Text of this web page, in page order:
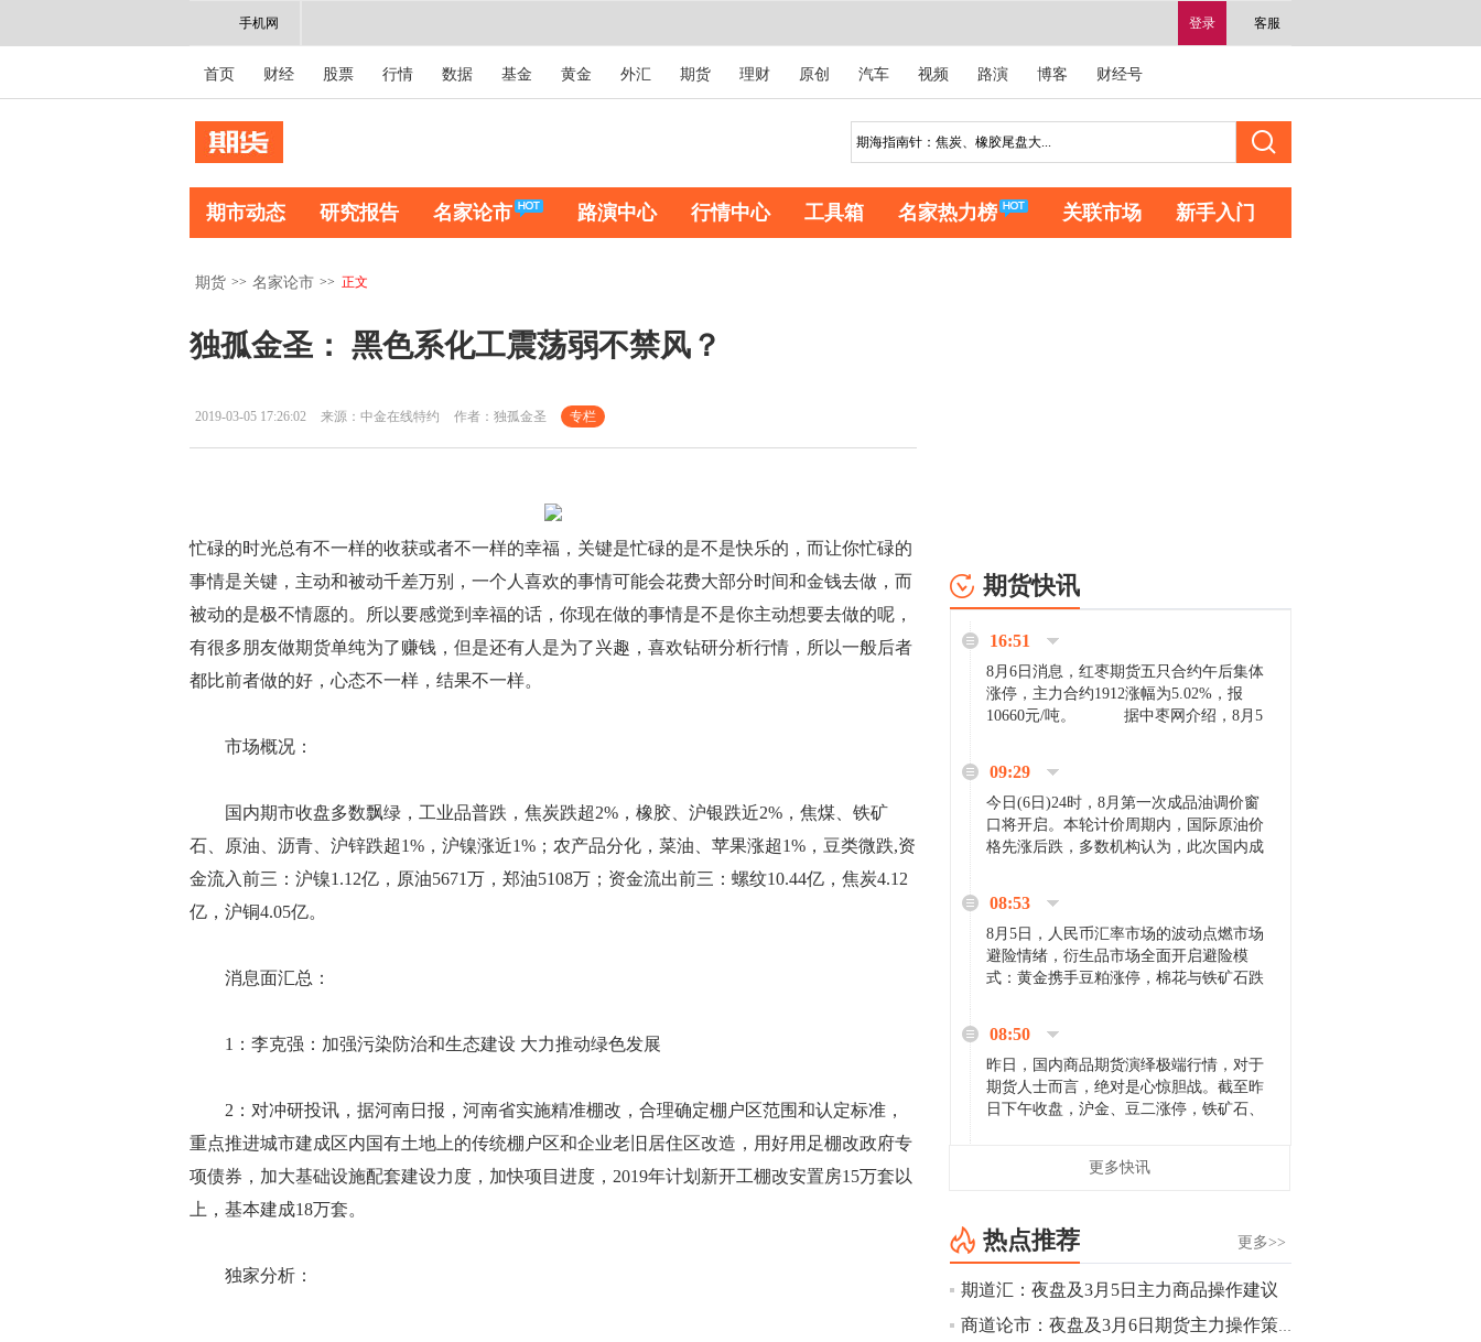
登录 客服
手机网
首页 财经 股票 行情 数据 基金 黄金 外汇 期货 理财 原创 汽车 视频 路演 博客 财经号
期市动态 研究报告 名家论市 路演中心 行情中心 工具箱 名家热力榜 关联市场 新手入门
期货 >> 名家论市 >> 正文
独孤金圣： 黑色系化工震荡弱不禁风？
2019-03-05 17:26:02 来源：中金在线特约 作者：独孤金圣 专栏
忙碌的时光总有不一样的收获或者不一样的幸福，关键是忙碌的是不是快乐的，而让你忙碌的
事情是关键，主动和被动千差万别，一个人喜欢的事情可能会花费大部分时间和金钱去做，而
被动的是极不情愿的。所以要感觉到幸福的话，你现在做的事情是不是你主动想要去做的呢，
有很多朋友做期货单纯为了赚钱，但是还有人是为了兴趣，喜欢钻研分析行情，所以一般后者
都比前者做的好，心态不一样，结果不一样。
市场概况：
国内期市收盘多数飘绿，工业品普跌，焦炭跌超2%，橡胶、沪银跌近2%，焦煤、铁矿
石、原油、沥青、沪锌跌超1%，沪镍涨近1%；农产品分化，菜油、苹果涨超1%，豆类微跌,资
金流入前三：沪镍1.12亿，原油5671万，郑油5108万；资金流出前三：螺纹10.44亿，焦炭4.12
亿，沪铜4.05亿。
消息面汇总：
1：李克强：加强污染防治和生态建设 大力推动绿色发展
2：对冲研投讯，据河南日报，河南省实施精准棚改，合理确定棚户区范围和认定标准，
重点推进城市建成区内国有土地上的传统棚户区和企业老旧居住区改造，用好用足棚改政府专
项债券，加大基础设施配套建设力度，加快项目进度，2019年计划新开工棚改安置房15万套以
上，基本建成18万套。
独家分析：
期货快讯
16:51
8月6日消息，红枣期货五只合约午后集体
涨停，主力合约1912涨幅为5.02%，报
10660元/吨。 据中枣网介绍，8月5
家好货依旧惜售挺...
09:29
今日(6日)24时，8月第一次成品油调价窗
口将开启。本轮计价周期内，国际原油价
格先涨后跌，多数机构认为，此次国内成
08:53
8月5日，人民币汇率市场的波动点燃市场
避险情绪，衍生品市场全面开启避险模
式：黄金携手豆粕涨停，棉花与铁矿石跌
场来看，汇率波动...
08:50
昨日，国内商品期货演绎极端行情，对于
期货人士而言，绝对是心惊胆战。截至昨
日下午收盘，沪金、豆二涨停，铁矿石、
[imgnobrwh] src=...
跌幅达6%，报689.5元/吨，刷新近两个月
更多快讯
更多>>
热点推荐
期道汇：夜盘及3月5日主力商品操作建议
商道论市：夜盘及3月6日期货主力操作策略